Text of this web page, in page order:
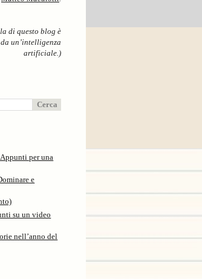
di questo blog è
un’intelligenza
artificiale.)
per una
e
su un video
nell’anno del